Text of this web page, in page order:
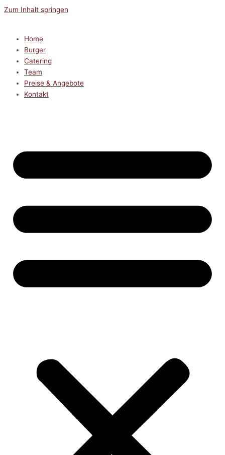
Zum Inhalt springen
Home
Burger
Catering
Team
Preise & Angebote
Kontakt